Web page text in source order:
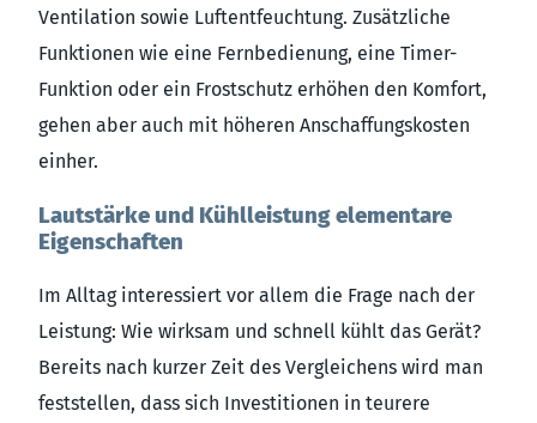
Ventilation sowie Luftentfeuchtung. Zusätzliche
Funktionen wie eine Fernbedienung, eine Timer-
Funktion oder ein Frostschutz erhöhen den Komfort,
gehen aber auch mit höheren Anschaffungskosten
einher.
Lautstärke und Kühlleistung elementare
Eigenschaften
Im Alltag interessiert vor allem die Frage nach der
Leistung: Wie wirksam und schnell kühlt das Gerät?
Bereits nach kurzer Zeit des Vergleichens wird man
feststellen, dass sich Investitionen in teurere